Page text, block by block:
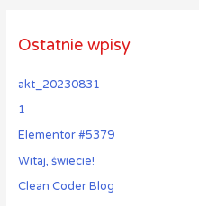
a
d
l
a
:
Ostatnie wpisy
akt_20230831
1
Elementor #5379
Witaj, świecie!
Clean Coder Blog